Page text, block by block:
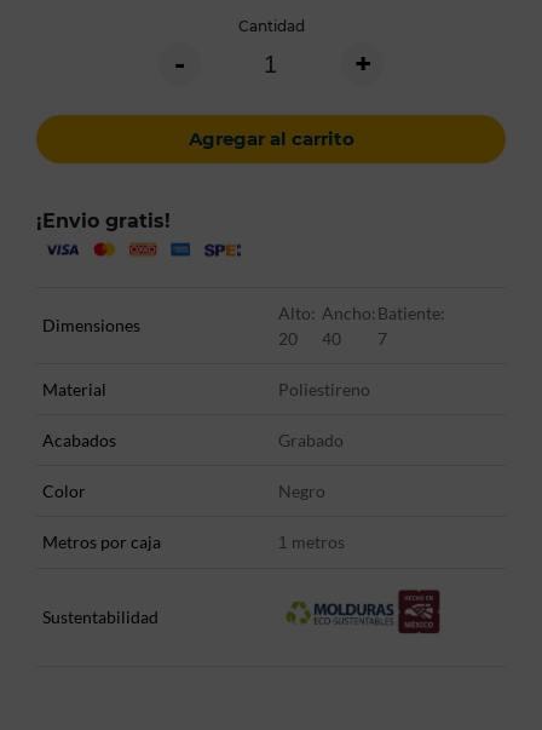
Cantidad
- +
Agregar al carrito
¡Envio gratis!
Dimensiones
Alto:
20
Ancho:
40
Batiente:
7
Material Poliestireno
Acabados Grabado
Color Negro
Metros por caja 1 metros
Sustentabilidad